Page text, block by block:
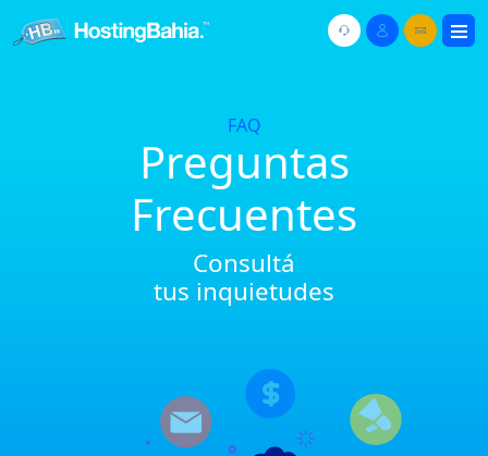
FAQ
Preguntas
Frecuentes
Consultá
tus inquietudes